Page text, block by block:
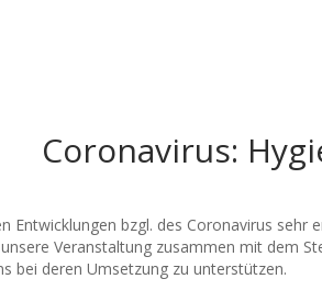
Coronavirus:
Entwicklungen bzgl. des Coronavirus
Veranstaltung zusammen mit dem
bei deren Umsetzung zu unterstützen.